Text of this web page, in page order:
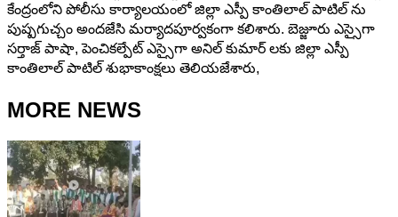
కేంద్రంలోని పోలీసు కార్యాలయంలో జిల్లా ఎస్పీ కాంతిలాల్ పాటిల్ ను
పుష్పగుచ్చం అందజేసి మర్యాదపూర్వకంగా కలిశారు. బెజ్జూరు ఎస్సైగా
సర్తాజ్ పాషా, పెంచికల్పేట్ ఎస్సైగా అనిల్ కుమార్ లకు జిల్లా ఎస్పీ
కాంతిలాల్ పాటిల్ శుభాకాంక్షలు తెలియజేశారు,
MORE NEWS